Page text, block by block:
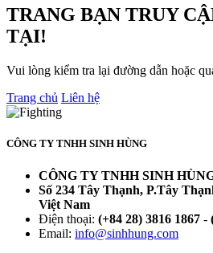
TRANG BẠN TRUY
TẠI!
Vui lòng kiểm tra lại đường dẫn hoặc
Trang chủ Liên hệ
CÔNG TY TNHH SINH HÙNG
CÔNG TY TNHH SINH
Số 234 Tây Thạnh, P.Tây
Việt Nam
Điện thoại: (+84 28) 3816 1867 -
Email: info@sinhhung.com